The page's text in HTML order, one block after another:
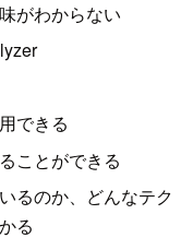
がわからない
できる
ことができる
るのか、どんなテク
る